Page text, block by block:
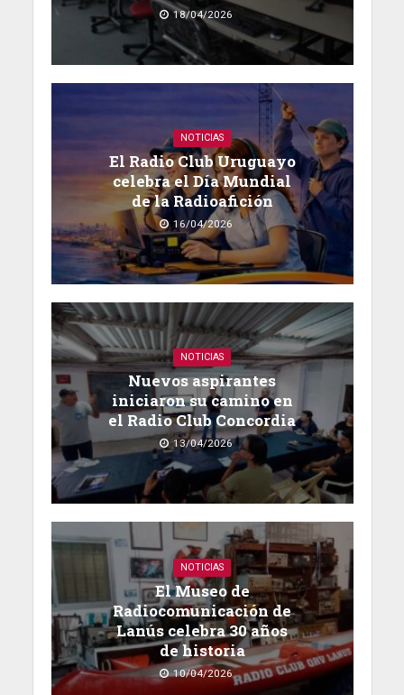
18/04/2026
NOTICIAS
El Radio Club Uruguayo
celebra el Día Mundial
de la Radioafición
16/04/2026
NOTICIAS
Nuevos aspirantes
iniciaron su camino en
el Radio Club Concordia
13/04/2026
NOTICIAS
El Museo de
Radiocomunicación de
Lanús celebra 30 años
de historia
10/04/2026